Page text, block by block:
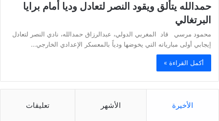
حمدالله يتألق ويقود النصر لتعادل وديا أمام برايا
البرتغالي
محمود مرسي قاد المغربي الدولي، عبدالرزاق حمدالله، نادي النصر لتعادل
إيجابي أولى مبارياته التي يخوضها ودياً بالمعسكر الإعدادي الخارجي…
أكمل القراءة »
الأخيرة الأشهر تعليقات